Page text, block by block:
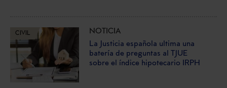
CIVIL
NOTICIA
La Justicia española ultima una
batería de preguntas al TJUE
sobre el índice hipotecario IRPH